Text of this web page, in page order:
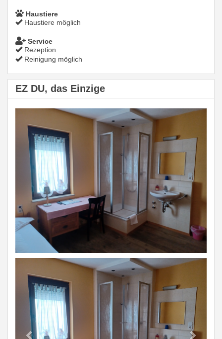
Haustiere
Haustiere möglich
Service
Rezeption
Reinigung möglich
EZ DU, das Einzige
Previous Next